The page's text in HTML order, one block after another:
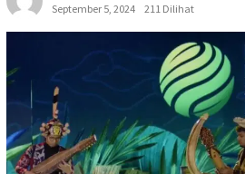
September 5, 2024
211 Dilihat